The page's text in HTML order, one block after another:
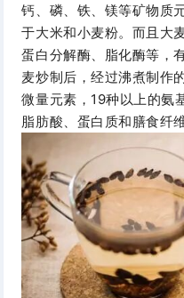
钙、磷、铁、镁等矿物质
于大米和小麦粉。而且大
蛋白分解酶、脂化酶等，
麦炒制后，经过沸煮制作
微量元素，19种以上的氨
脂肪酸、蛋白质和膳食纤维